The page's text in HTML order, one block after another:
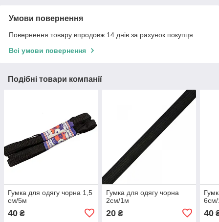
Умови повернення
Повернення товару впродовж 14 днів за рахунок покупця
Всі умови повернення
Подібні товари компанії
Гумка для одягу чорна 1,5
см/5м
40 ₴
Гумка для одягу чорна
2см/1м
20₴ 40